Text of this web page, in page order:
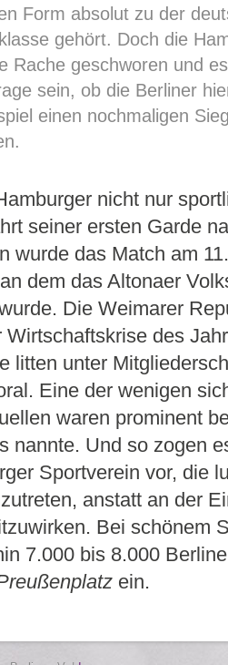
Form absolut zu der
gehört. Doch die
Rache geschworen und
sein, ob die Berliner
einen nochmaligen
nicht nur
seiner ersten Garde
wurde das Match am
dem das Altonaer
Die Weimarer
Wirtschaftskrise des
litten unter
Eine der wenigen
waren prominent
nannte. Und so zogen
Sportverein vor, die
anstatt an der
Bei schönem
7.000 bis 8.000
ein.